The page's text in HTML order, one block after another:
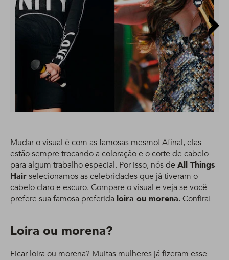
Mudar o visual é com as famosas mesmo! Afinal, elas
estão sempre trocando a coloração e o corte de cabelo
para algum trabalho especial. Por isso, nós de All Things
Hairselecionamos as celebridades que já tiveram o
cabelo claro e escuro. Compare o visual e veja se você
prefere sua famosa preferida loira ou morena. Confira!
Loira ou morena?
Ficar loira ou morena? Muitas mulheres já fizeram esse